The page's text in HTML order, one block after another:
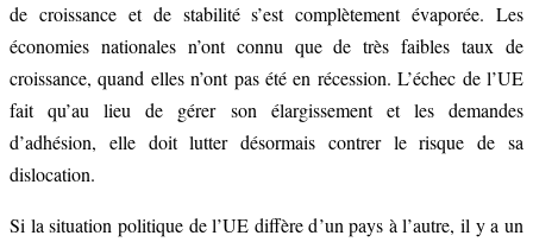
de croissance et de stabilité s’est complètement évaporée. Les
économies nationales n’ont connu que de très faibles taux de
croissance, quand elles n’ont pas été en récession. L’échec de l’UE
fait qu’au lieu de gérer son élargissement et les demandes
d’adhésion, elle doit lutter désormais contrer le risque de sa
dislocation.
Si la situation politique de l’UE diffère d’un pays à l’autre, il y a un